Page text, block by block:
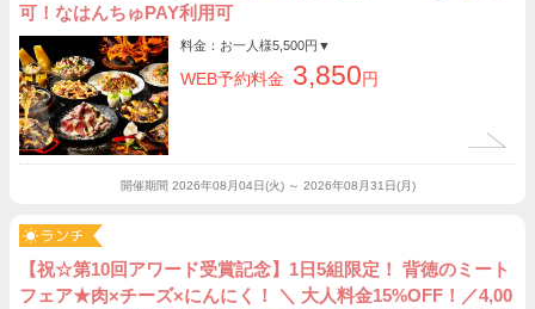
可！なはんちゅPAY利用可
料金：お一人様5,500円 ▼
WEB予約料金 3,850円
開催期間 2026年08月04日(火) ～ 2026年08月31日(月)
【祝☆第10回アワード受賞記念】1日5組限定！ 背徳のミート
フェア★肉×チーズ×にんにく！ ＼ 大人料金15%OFF！／4,00